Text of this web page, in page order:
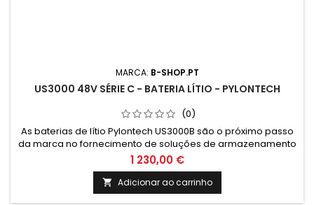
MARCA: B-SHOP.PT
US3000 48V SÉRIE C - BATERIA LÍTIO - PYLONTECH
(0)
As baterias de lítio Pylontech US3000B são o próximo passo
da marca no fornecimento de soluções de armazenamento
de energia, seja solar, eólica, hídrica ou qualquer outra
fonte.
1 230,00 €
 Adicionar ao carrinho